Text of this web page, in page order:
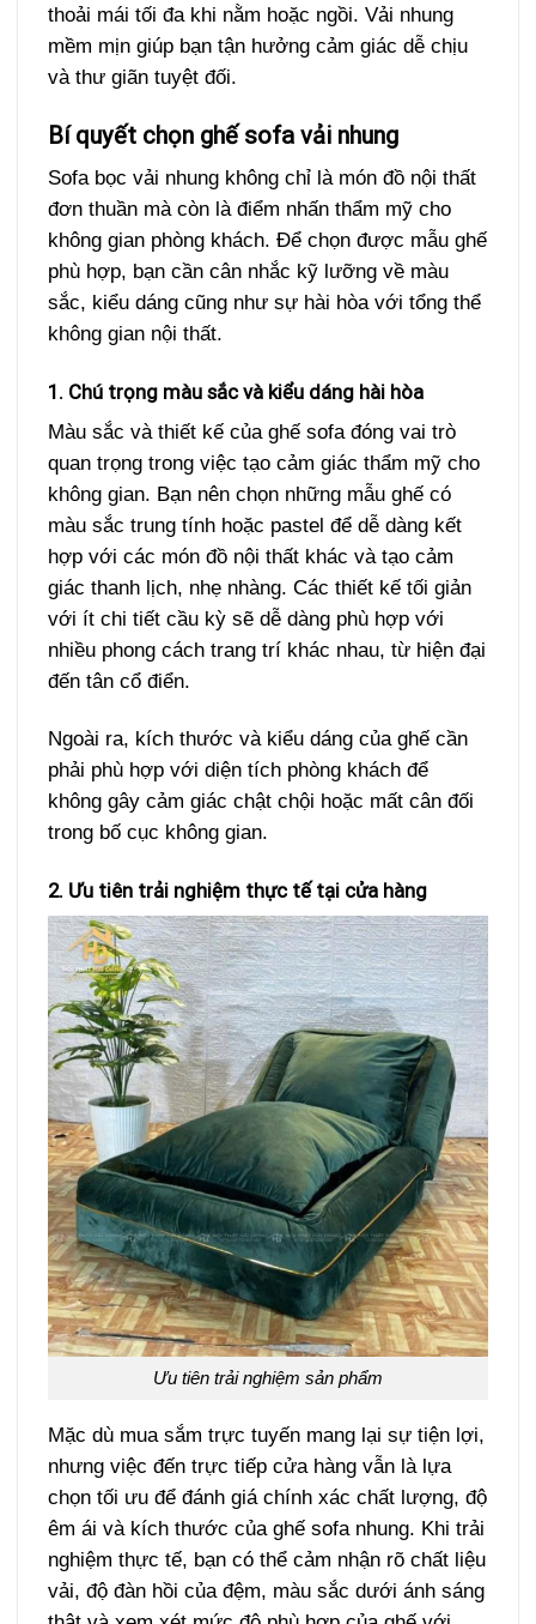
thoải mái tối đa khi nằm hoặc ngồi. Vải nhung
mềm mịn giúp bạn tận hưởng cảm giác dễ chịu
và thư giãn tuyệt đối.
Bí quyết chọn ghế sofa vải nhung
Sofa bọc vải nhung không chỉ là món đồ nội thất
đơn thuần mà còn là điểm nhấn thẩm mỹ cho
không gian phòng khách. Để chọn được mẫu ghế
phù hợp, bạn cần cân nhắc kỹ lưỡng về màu
sắc, kiểu dáng cũng như sự hài hòa với tổng thể
không gian nội thất.
1. Chú trọng màu sắc và kiểu dáng hài hòa
Màu sắc và thiết kế của ghế sofa đóng vai trò
quan trọng trong việc tạo cảm giác thẩm mỹ cho
không gian. Bạn nên chọn những mẫu ghế có
màu sắc trung tính hoặc pastel để dễ dàng kết
hợp với các món đồ nội thất khác và tạo cảm
giác thanh lịch, nhẹ nhàng. Các thiết kế tối giản
với ít chi tiết cầu kỳ sẽ dễ dàng phù hợp với
nhiều phong cách trang trí khác nhau, từ hiện đại
đến tân cổ điển.
Ngoài ra, kích thước và kiểu dáng của ghế cần
phải phù hợp với diện tích phòng khách để
không gây cảm giác chật chội hoặc mất cân đối
trong bố cục không gian.
2. Ưu tiên trải nghiệm thực tế tại cửa hàng
Ưu tiên trải nghiệm sản phẩm
Mặc dù mua sắm trực tuyến mang lại sự tiện lợi,
nhưng việc đến trực tiếp cửa hàng vẫn là lựa
chọn tối ưu để đánh giá chính xác chất lượng, độ
êm ái và kích thước của ghế sofa nhung. Khi trải
nghiệm thực tế, bạn có thể cảm nhận rõ chất liệu
vải, độ đàn hồi của đệm, màu sắc dưới ánh sáng